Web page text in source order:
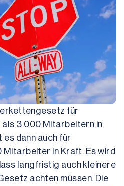
für
als 3.000 Mitarbeitern in
dann auch für
Mitarbeiter in Kraft. Es wird
langfristig auch kleinere
achten müssen. Die